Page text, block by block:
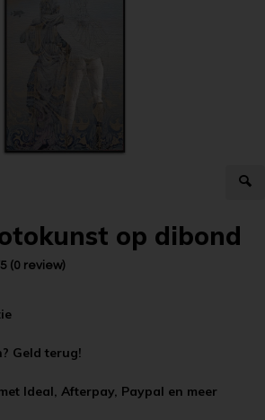
op dibond
(0 review)
Geld terug!
Ideal, Afterpay, Paypal en meer